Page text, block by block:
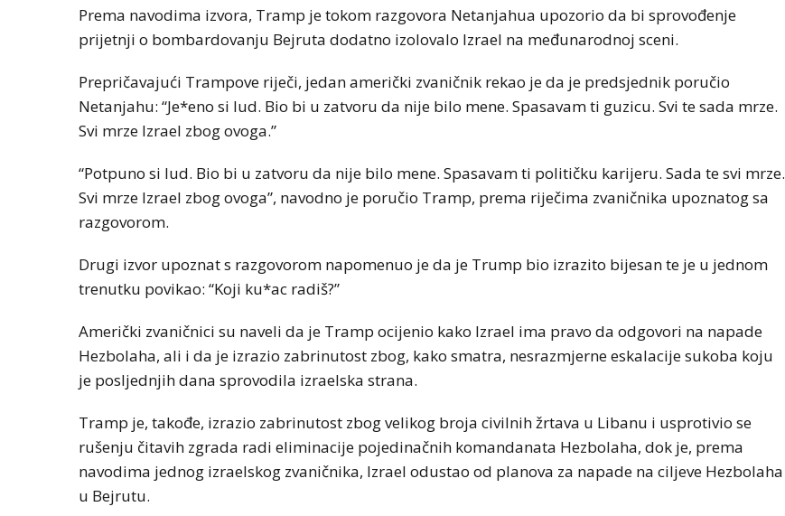
Prema navodima izvora, Tramp je tokom razgovora Netanjahua upozorio da bi sprovođenje
prijetnji o bombardovanju Bejruta dodatno izolovalo Izrael na međunarodnoj sceni.
Prepričavajući Trampove riječi, jedan američki zvaničnik rekao je da je predsjednik poručio
Netanjahu: “Je*eno si lud. Bio bi u zatvoru da nije bilo mene. Spasavam ti guzicu. Svi te sada mrze.
Svi mrze Izrael zbog ovoga.”
“Potpuno si lud. Bio bi u zatvoru da nije bilo mene. Spasavam ti političku karijeru. Sada te svi mrze.
Svi mrze Izrael zbog ovoga”, navodno je poručio Tramp, prema riječima zvaničnika upoznatog sa
razgovorom.
Drugi izvor upoznat s razgovorom napomenuo je da je Trump bio izrazito bijesan te je u jednom
trenutku povikao: “Koji ku*ac radiš?”
Američki zvaničnici su naveli da je Tramp ocijenio kako Izrael ima pravo da odgovori na napade
Hezbolaha, ali i da je izrazio zabrinutost zbog, kako smatra, nesrazmjerne eskalacije sukoba koju
je posljednjih dana sprovodila izraelska strana.
Tramp je, takođe, izrazio zabrinutost zbog velikog broja civilnih žrtava u Libanu i usprotivio se
rušenju čitavih zgrada radi eliminacije pojedinačnih komandanata Hezbolaha, dok je, prema
navodima jednog izraelskog zvaničnika, Izrael odustao od planova za napade na ciljeve Hezbolaha
u Bejrutu.